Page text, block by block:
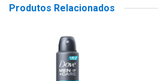
Produtos Relacionados